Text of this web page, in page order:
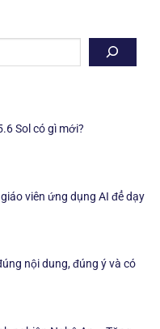
Sol có gì mới?
viên ứng dụng AI để dạy
nội dung, đúng ý và có